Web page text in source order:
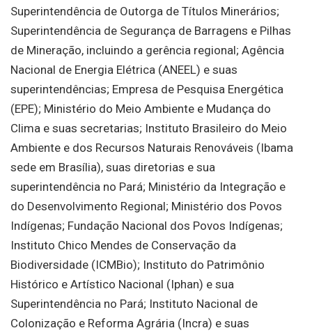
Superintendência de Outorga de Títulos Minerários;
Superintendência de Segurança de Barragens e Pilhas
de Mineração, incluindo a gerência regional; Agência
Nacional de Energia Elétrica (ANEEL) e suas
superintendências; Empresa de Pesquisa Energética
(EPE); Ministério do Meio Ambiente e Mudança do
Clima e suas secretarias; Instituto Brasileiro do Meio
Ambiente e dos Recursos Naturais Renováveis (Ibama
sede em Brasília), suas diretorias e sua
superintendência no Pará; Ministério da Integração e
do Desenvolvimento Regional; Ministério dos Povos
Indígenas; Fundação Nacional dos Povos Indígenas;
Instituto Chico Mendes de Conservação da
Biodiversidade (ICMBio); Instituto do Patrimônio
Histórico e Artístico Nacional (Iphan) e sua
Superintendência no Pará; Instituto Nacional de
Colonização e Reforma Agrária (Incra) e suas